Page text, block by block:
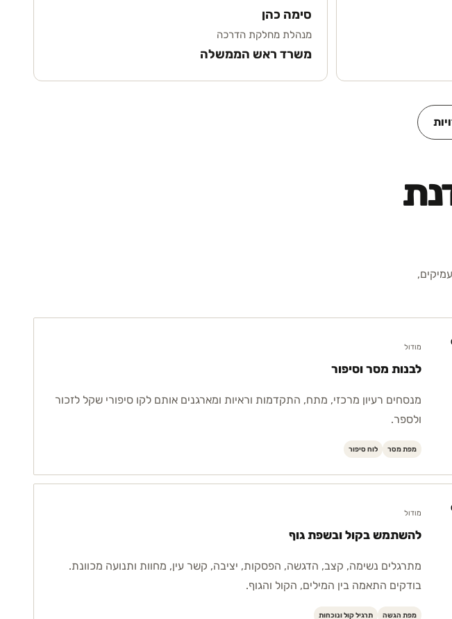
סימה כהן
מנהלת מחלקת הדרכה
משרד ראש הממשלה
מודול
לבנות מסר וסיפור
מנסחים רעיון מרכזי, מתח, התקדמות וראיות ומארגנים אותם לקו סיפורי שקל לזכור
ולספר.
מפת מסר לוח סיפור
מודול
להשתמש בקול ובשפת גוף
מתרגלים נשימה, קצב, הדגשה, הפסקות, יציבה, קשר עין, מחוות ותנועה מכוונת.
בודקים התאמה בין המילים, הקול והגוף.
מפת הגשה תרגיל קול ונוכחות